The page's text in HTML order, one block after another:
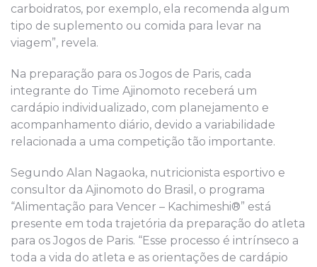
carboidratos, por exemplo, ela recomenda algum
tipo de suplemento ou comida para levar na
viagem”, revela.
Na preparação para os Jogos de Paris, cada
integrante do Time Ajinomoto receberá um
cardápio individualizado, com planejamento e
acompanhamento diário, devido a variabilidade
relacionada a uma competição tão importante.
Segundo Alan Nagaoka, nutricionista esportivo e
consultor da Ajinomoto do Brasil, o programa
“Alimentação para Vencer – Kachimeshi®” está
presente em toda trajetória da preparação do atleta
para os Jogos de Paris. “Esse processo é intrínseco a
toda a vida do atleta e as orientações de cardápio